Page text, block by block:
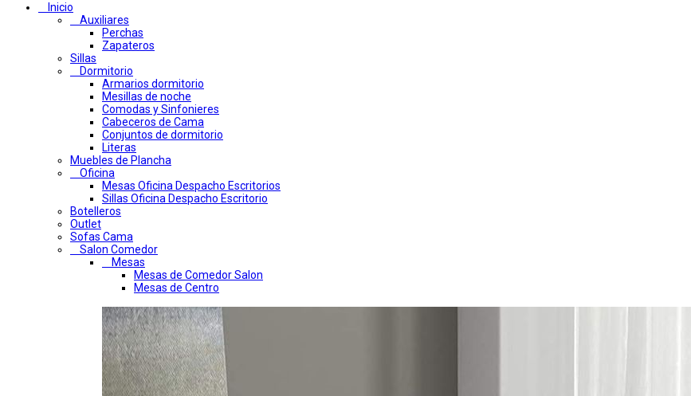
Inicio
Auxiliares
Perchas
Zapateros
Sillas
Dormitorio
Armarios dormitorio
Mesillas de noche
Comodas y Sinfonieres
Cabeceros de Cama
Conjuntos de dormitorio
Literas
Muebles de Plancha
Oficina
Mesas Oficina Despacho Escritorios
Sillas Oficina Despacho Escritorio
Botelleros
Outlet
Sofas Cama
Salon Comedor
Mesas
Mesas de Comedor Salon
Mesas de Centro